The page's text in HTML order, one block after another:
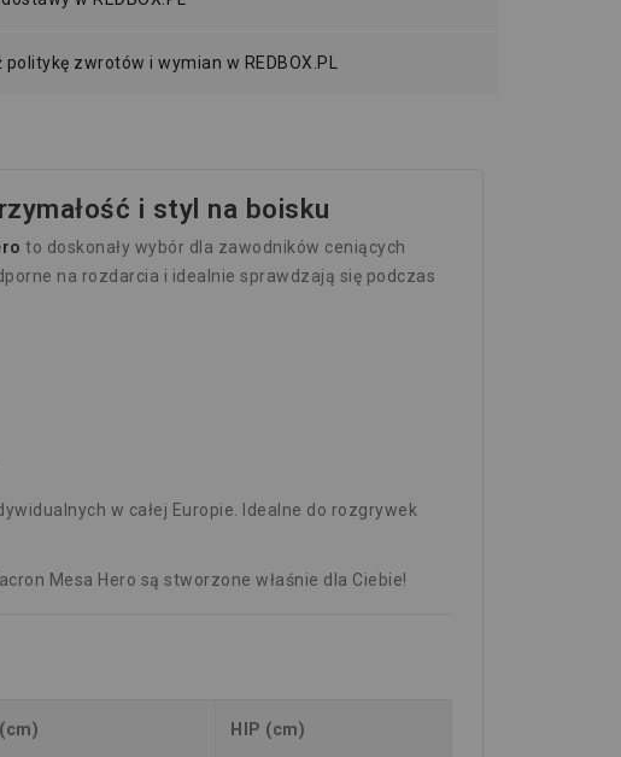
zwrotów i wymian w REDBOX.PL
i styl na boisku
to doskonały wybór dla zawodników ceniących
na rozdarcia i idealnie sprawdzają się podczas
w całej Europie. Idealne do rozgrywek
Mesa Hero są stworzone właśnie dla Ciebie!
HIP (cm)